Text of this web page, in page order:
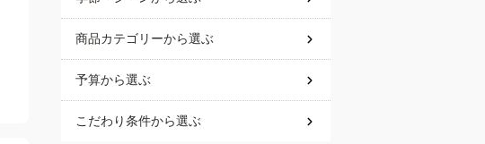
商品カテゴリーから選ぶ
予算から選ぶ
こだわり条件から選ぶ